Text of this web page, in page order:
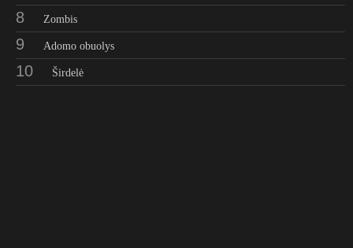
8 Zombis
9 Adomo obuolys
10 Širdelė